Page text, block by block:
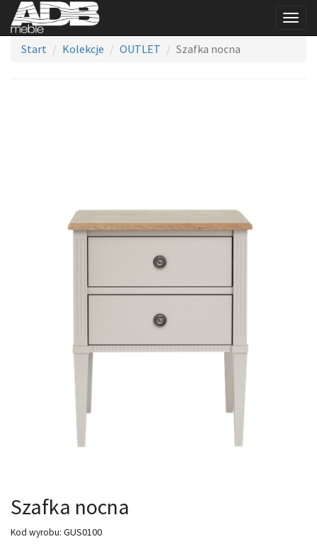
Start
Kolekcje OUTLET Szafka nocna
Szafka nocna
Kod wyrobu: GUS0100